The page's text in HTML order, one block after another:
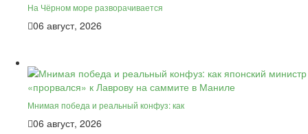
На Чёрном море разворачивается
06 август, 2026
Мнимая победа и реальный конфуз: как
06 август, 2026